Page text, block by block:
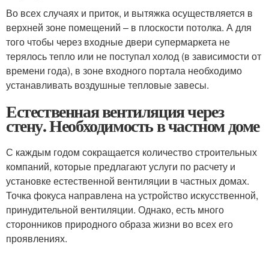
Во всех случаях и приток, и вытяжка осуществляется в
верхней зоне помещений – в плоскости потолка. А для
того чтобы через входные двери супермаркета не
терялось тепло или не поступал холод (в зависимости от
времени года), в зоне входного портала необходимо
устанавливать воздушные тепловые завесы.
Естественная вентиляция через
стену. Необходимость в частном доме
С каждым годом сокращается количество строительных
компаний, которые предлагают услуги по расчету и
установке естественной вентиляции в частных домах.
Точка фокуса направлена на устройство искусственной,
принудительной вентиляции. Однако, есть много
сторонников природного образа жизни во всех его
проявлениях.